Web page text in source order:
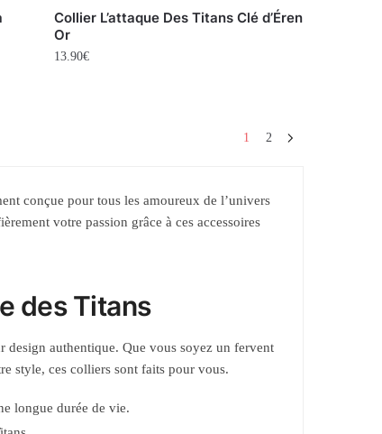
Collier L’attaque Des Titans Clé d’Éren
Or
13.90€
1 2
conçue pour tous les amoureux de l’univers
votre passion grâce à ces accessoires
des Titans
design authentique. Que vous soyez un fervent
style, ces colliers sont faits pour vous.
longue durée de vie.